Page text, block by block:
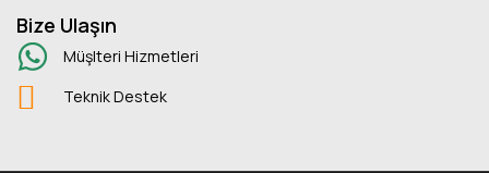
Bize Ulaşın
Müşlteri Hizmetleri
Teknik Destek